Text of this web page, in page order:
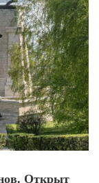
Открыт